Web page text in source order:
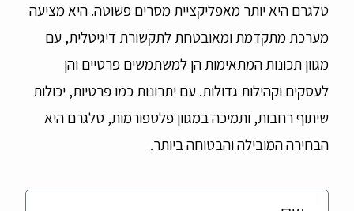
טלגרם היא יותר מאפליקציית מסרים פשוטה. היא מציעה
מערכת מתקדמת ומאובטחת לתקשורת דיגיטלית, עם
מגוון תכונות המתאימות הן למשתמשים פרטיים והן
לעסקים וקהילות גדולות. עם יתרונות כמו פרטיות, יכולות
שיתוף רחבות, ותמיכה במגוון פלטפורמות, טלגרם היא
הבחירה המובילה והבטוחה ביותר.